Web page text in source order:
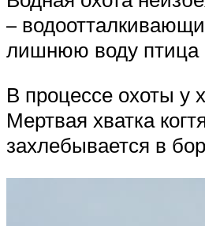
–
лишнюю воду птица
В процессе охоты у
Мертвая хватка
захлебывается в